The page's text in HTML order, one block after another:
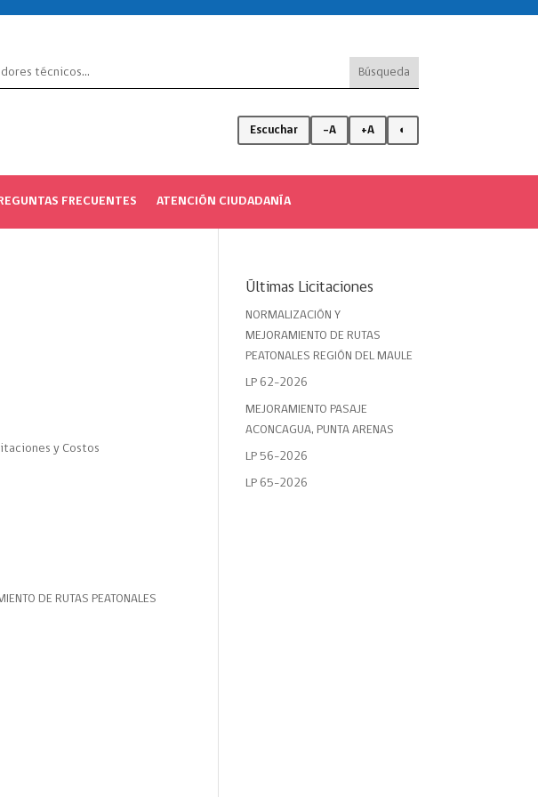
Escuchar -A +A ◐
FRECUENTES ATENCIÓN CIUDADANÍA
y Costos
DE RUTAS PEATONALES
Últimas Licitaciones
NORMALIZACIÓN Y
MEJORAMIENTO DE RUTAS
PEATONALES REGIÓN DEL MAULE
LP 62-2026
MEJORAMIENTO PASAJE
ACONCAGUA, PUNTA ARENAS
LP 56-2026
LP 65-2026